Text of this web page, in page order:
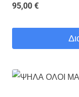
95,00 €